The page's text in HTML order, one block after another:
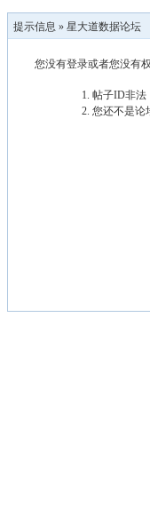
提示信息 » 星大道数据论坛
您没有登录或者您没有
帖子ID非法
您还不是论